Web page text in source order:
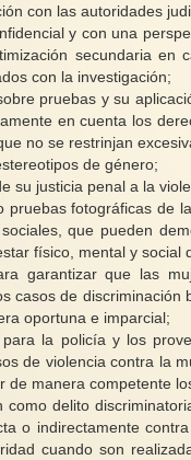
con las autoridades
y con una
secundaria
con la investigación;
pruebas y su
en cuenta los
no se restrinjan
de género;
su justicia penal a la
pruebas fotográficas de
que pueden
físico, mental y social
garantizar que las
casos de
oportuna e imparcial;
para la policía y los
de violencia contra la
de manera competente
como delito
o indirectamente
cuando son